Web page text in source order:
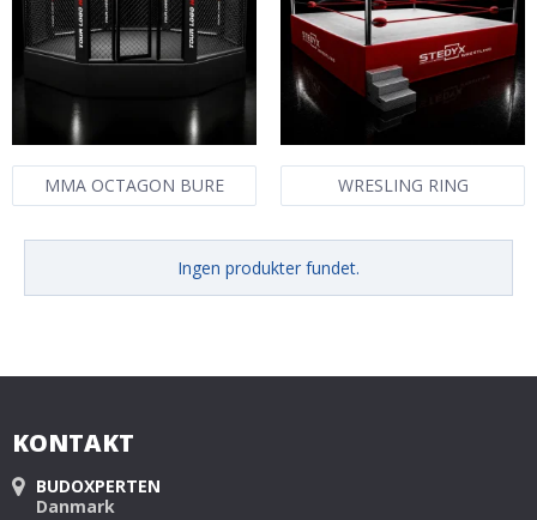
MMA OCTAGON BURE WRESLING RING
Ingen produkter fundet.
KONTAKT
BUDOXPERTEN
Danmark